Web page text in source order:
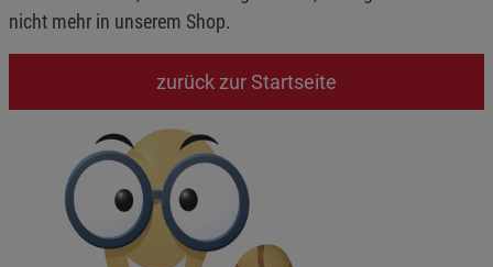
nicht mehr in unserem Shop.
zurück zur Startseite